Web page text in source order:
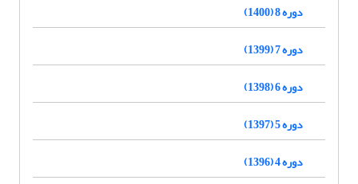
دوره 8 (1400)
دوره 7 (1399)
دوره 6 (1398)
دوره 5 (1397)
دوره 4 (1396)